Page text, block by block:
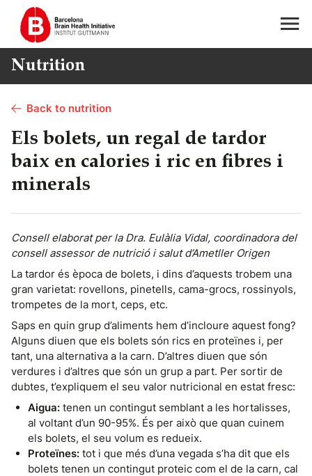
Nutrition
Back to nutrition
Els bolets, un regal de tardor
baix en calories i ric en fibres i
minerals
Consell elaborat per la Dra. Eulàlia Vidal, coordinadora del
consell assessor de nutrició i salut d’Ametller Origen
La tardor és època de bolets, i dins d’aquests trobem una
gran varietat: rovellons, pinetells, cama-grocs, rossinyols,
trompetes de la mort, ceps, etc.
Saps en quin grup d’aliments hem d’incloure aquest fong?
Alguns diuen que els bolets són rics en proteïnes i, per
tant, una alternativa a la carn. D’altres diuen que són
verdures i d’altres que són un grup a part. Per sortir de
dubtes, t’expliquem el seu valor nutricional en estat fresc:
Aigua: tenen un contingut semblant a les hortalisses,
al voltant d’un 90-95%. És per això que quan cuinem
els bolets, el seu volum es redueix.
Proteïnes: tot i que més d’una vegada s’ha dit que els
bolets tenen un contingut proteic com el de la carn, cal